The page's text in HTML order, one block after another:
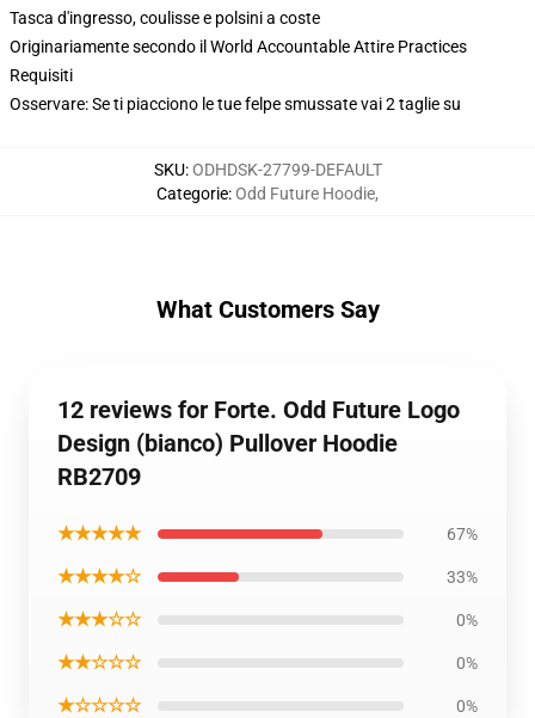
Tasca d'ingresso, coulisse e polsini a coste
Originariamente secondo il World Accountable Attire Practices
Requisiti
Osservare: Se ti piacciono le tue felpe smussate vai 2 taglie su
SKU:ODHDSK-27799-DEFAULT
Categorie:Odd Future Hoodie,
What Customers Say
12 reviews for Forte. Odd Future Logo
Design (bianco) Pullover Hoodie
RB2709
★★★★★ 67%
★★★★☆ 33%
★★★☆☆ 0%
★★☆☆☆ 0%
★☆☆☆☆ 0%